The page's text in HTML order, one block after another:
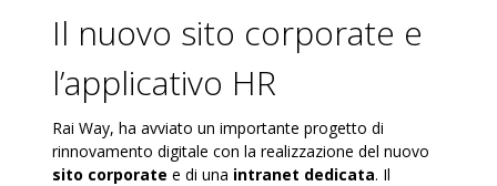
Il nuovo sito corporate e
l’applicativo HR
Rai Way, ha avviato un importante progetto di
rinnovamento digitale con la realizzazione del nuovo
sito corporate e di una intranet dedicata. Il